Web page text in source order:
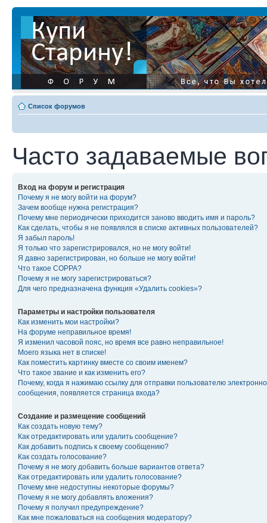
Список форумов
Часто задаваемые
Вход на форум и регистрация
Почему я не могу войти на форум?
Зачем вообще нужна регистрация?
Почему мне периодически приходится заново вводить имя и пароль?
Как сделать, чтобы я не появлялся в списке активных пользователей?
Я забыл пароль!
Я только что зарегистрировался, но не могу войти!
Я давно зарегистрирован, но больше не могу войти!
Что такое COPPA?
Почему я не могу зарегистрироваться?
Для чего предназначена функция «Удалить cookies»?
Параметры и настройки пользователя
Как изменить мои настройки?
На форуме неправильное время!
Я изменил часовой пояс, но время все равно неправильное!
Моего языка нет в списке!
Как поместить картинку вместе со своим именем?
Что такое звание и как изменить его?
Почему, когда я нажимаю ссылку для отправки пользователю
сообщения, появляется страница входа?
Создание и размещение сообщений
Как создать новую тему?
Как отредактировать или удалить сообщение?
Как добавить подпись к своему сообщению?
Как создать голосование?
Почему я не могу добавить больше вариантов ответа?
Как отредактировать или удалить голосование?
Почему мне недоступны некоторые форумы?
Почему я не могу добавлять вложения?
Почему я получил предупреждение?
Как мне пожаловаться на сообщения модератору?